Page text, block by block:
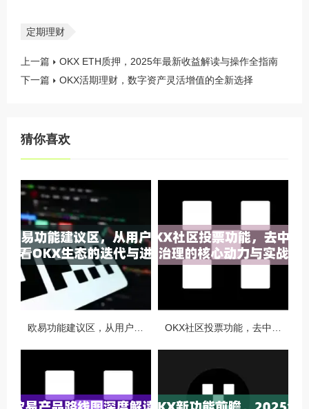
定期理财
上一篇
OKX ETH质押，2025年最新收益解读与操作全指南
下一篇
OKX活期理财，数字资产灵活增值的全新选择
猜你喜欢